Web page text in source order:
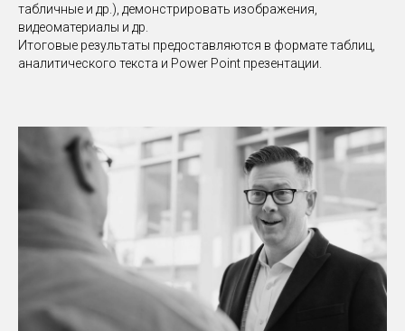
табличные и др.) , демонстрировать изображения,
видеоматериалы и др.
Итоговые результаты предоставляются в формате таблиц,
аналитического текста и Power Point презентации.